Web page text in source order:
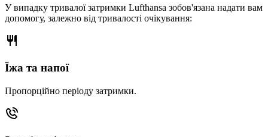
У випадку тривалої затримки Lufthansa зобов'язана надати вам
допомогу, залежно від тривалості очікування:
Їжа та напої
Пропорційно періоду затримки.